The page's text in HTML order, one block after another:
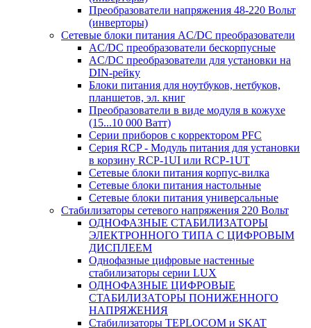
Преобразователи напряжения 48-220 Вольт
(инверторы)
Сетевые блоки питания AC/DC преобразователи
AC/DC преобразователи бескорпусные
AC/DC преобразователи для установки на
DIN-рейку
Блоки питания для ноутбуков, нетбуков,
планшетов, эл. книг
Преобразователи в виде модуля в кожухе
(15...10 000 Ватт)
Серии приборов с корректором PFC
Серия RCP - Модуль питания для установки
в корзину RCP-1UI или RCP-1UT
Сетевые блоки питания корпус-вилка
Сетевые блоки питания настольные
Сетевые блоки питания универсальные
Стабилизаторы сетевого напряжения 220 Вольт
ОДНОФАЗНЫЕ СТАБИЛИЗАТОРЫ
ЭЛЕКТРОННОГО ТИПА С ЦИФРОВЫМ
ДИСПЛЕЕМ
Однофазные цифровые настенные
стабилизаторы серии LUX
ОДНОФАЗНЫЕ ЦИФРОВЫЕ
СТАБИЛИЗАТОРЫ ПОНИЖЕННОГО
НАПРЯЖЕНИЯ
Стабилизаторы TEPLOCOM и SKAT